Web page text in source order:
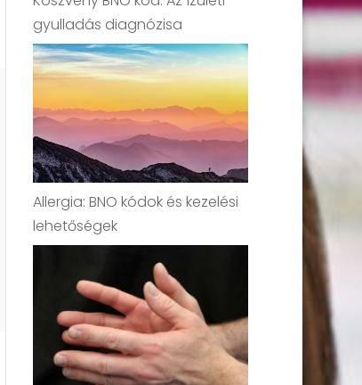
gyulladás diagnózisa
Allergia: BNO kódok és kezelési
lehetőségek